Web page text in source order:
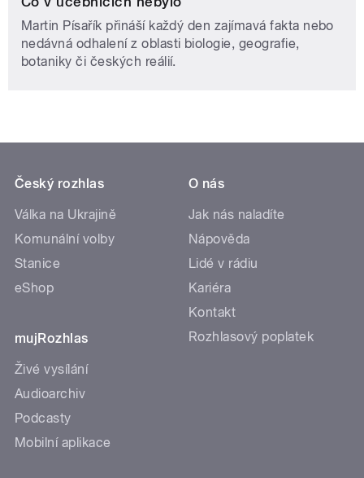
Martin Písařík přináší každý den zajímavá fakta nebo
nedávná odhalení z oblasti biologie, geografie,
botaniky či českých reálií.
Český rozhlas
Válka na Ukrajině
Komunální volby
Stanice
eShop
mujRozhlas
Živé vysílání
Audioarchiv
Podcasty
Mobilní aplikace
O nás
Jak nás naladíte
Nápověda
Lidé v rádiu
Kariéra
Kontakt
Rozhlasový poplatek